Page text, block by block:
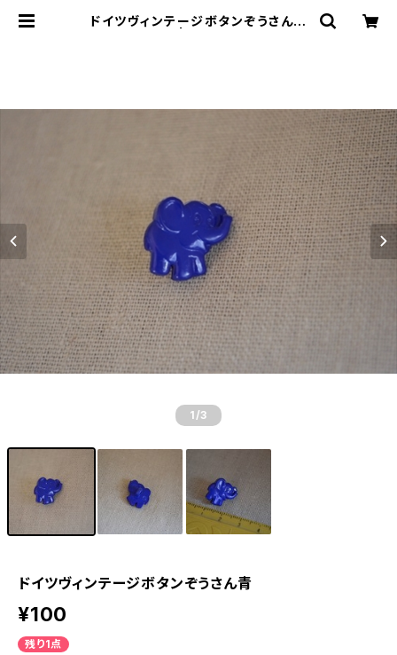
ドイツヴィンテージボタンぞうさん青
1 /3
ドイツヴィンテージボタンぞうさん青
¥100
残り1点